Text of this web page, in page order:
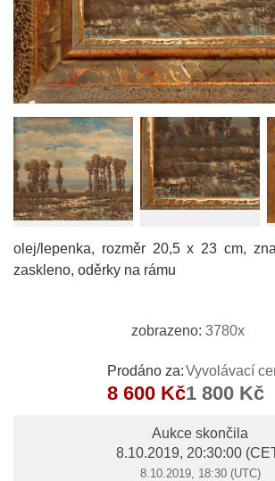
olej/lepenka, rozměr 20,5 x 23 cm,
zaskleno, oděrky na rámu
zobrazeno: 3780x
Prodáno za:
8 600 Kč
Vyvolávací
1 800 Kč
Aukce skončila
8.10.2019, 20:30:00
8.10.2019, 18:30 (UTC)